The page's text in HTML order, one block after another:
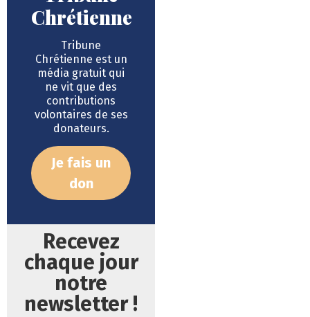
Chrétienne
Tribune
Chrétienne est un
média gratuit qui
ne vit que des
contributions
volontaires de ses
donateurs.
Je fais un
don
Recevez
chaque jour
notre
newsletter !